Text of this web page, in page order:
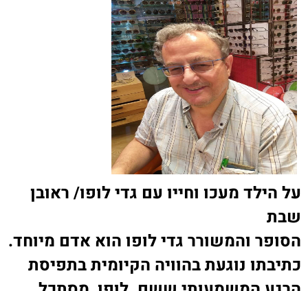
על הילד מעכו וחייו עם גדי לופו/ ראובן
שבת
הסופר והמשורר גדי לופו הוא אדם מיוחד.
כתיבתו נוגעת בהוויה הקיומית בתפיסת